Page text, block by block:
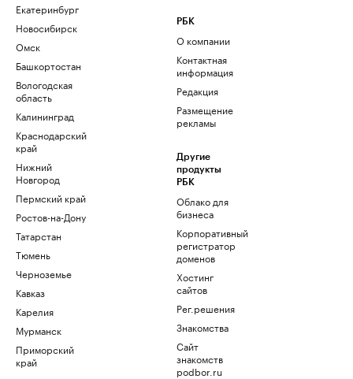
Екатеринбург
Новосибирск
Омск
Башкортостан
Вологодская
область
Калининград
Краснодарский
край
Нижний
Новгород
Пермский край
Ростов-на-Дону
Татарстан
Тюмень
Черноземье
Кавказ
Карелия
Мурманск
Приморский
край
РБК
О компании
Контактная
информация
Редакция
Размещение
рекламы
Другие
продукты
РБК
Облако для
бизнеса
Корпоративный
регистратор
доменов
Хостинг
сайтов
Рег.решения
Знакомства
Сайт
знакомств
podbor.ru